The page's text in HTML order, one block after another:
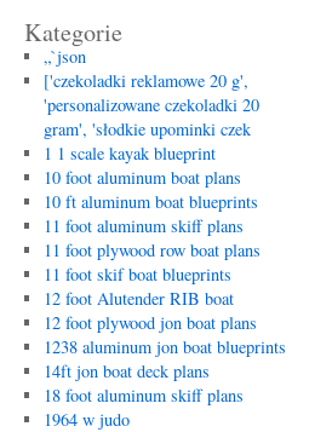
Kategorie
„`json
['czekoladki reklamowe 20 g',
'personalizowane czekoladki 20
gram', 'słodkie upominki czek
1 1 scale kayak blueprint
10 foot aluminum boat plans
10 ft aluminum boat blueprints
11 foot aluminum skiff plans
11 foot plywood row boat plans
11 foot skif boat blueprints
12 foot Alutender RIB boat
12 foot plywood jon boat plans
1238 aluminum jon boat blueprints
14ft jon boat deck plans
18 foot aluminum skiff plans
1964 w judo